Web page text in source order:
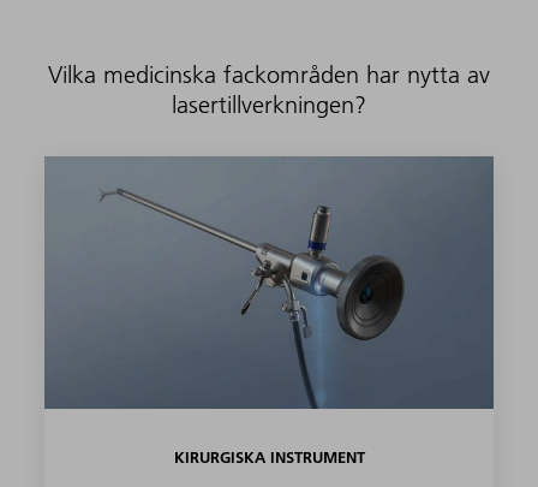
Vilka medicinska fackområden har nytta av
lasertillverkningen?
KIRURGISKA INSTRUMENT